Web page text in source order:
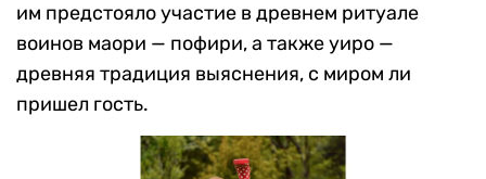
им предстояло участие в древнем ритуале
воинов маори — пофири, а также уиро —
древняя традиция выяснения, с миром ли
пришел гость.